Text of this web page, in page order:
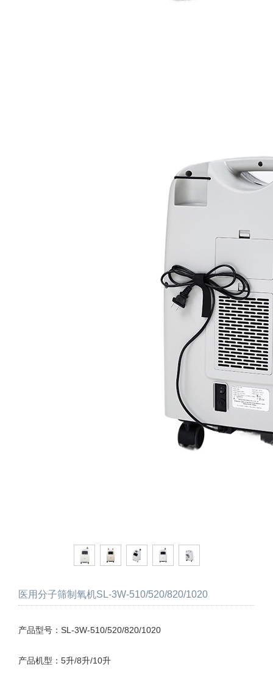
医用分子筛制氧机SL-3W-510/520/820/1020
产品型号：SL-3W-510/520/820/1020
产品机型：5升/8升/10升